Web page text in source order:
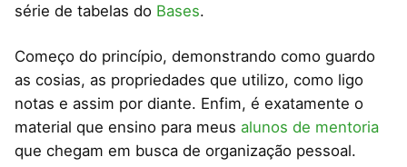
série de tabelas do Bases.
Começo do princípio, demonstrando como guardo
as cosias, as propriedades que utilizo, como ligo
notas e assim por diante. Enfim, é exatamente o
material que ensino para meus alunos de mentoria
que chegam em busca de organização pessoal.